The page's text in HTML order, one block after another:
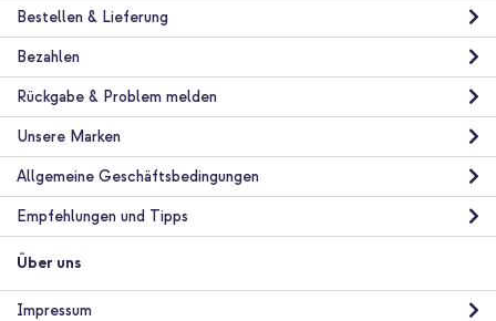
27,98 €
Kostenloser Versand 26,28 €
Inkl. MwSt.
In den Warenkorb
Kostenloser
Versand
Bestellen & Lieferung
Bezahlen
Rückgabe & Problem melden
Unsere Marken
Allgemeine Geschäftsbedingungen
Empfehlungen und Tipps
Über uns
Impressum